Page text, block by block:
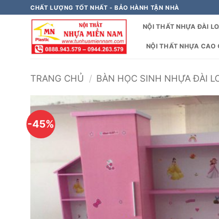
qua
CHẤT LƯỢNG TỐT NHẤT - BẢO HÀNH TẬN NHÀ
NỘI THẤT NHỰA ĐÀI
NỘI THẤT NHỰA CAO
TRANG CHỦ / BÀN HỌC SINH NHỰA ĐÀI
-45%